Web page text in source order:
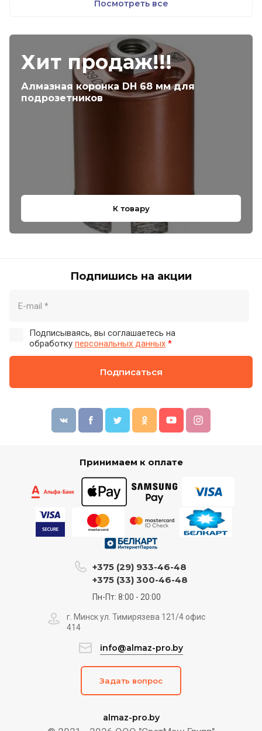
Посмотреть все
Хит продаж!!!
Алмазная коронка DH 68 мм для
подрозетников
К товару
Подпишись на акции
Подписываясь, вы соглашаетесь на
обработку персональных данных *
Подписаться
Принимаем к оплате
almaz-pro.by
+375 (29) 933-46-48
+375 (33) 300-46-48
Пн-Пт: 8:00 - 20:00
г. Минск ул. Тимирязева 121/4 офис
414
info@almaz-pro.by
Задать вопрос